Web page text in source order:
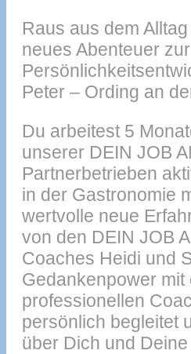
Raus aus dem
neues Abenteuer zur
Peter – Ording an
Du arbeitest 5
unserer DEIN JOB
Partnerbetrieben
in der Gastronomie
wertvolle neue
von den DEIN JOB
Coaches Heidi und
Gedankenpower mit
professionellen
persönlich begleitet
über Dich und